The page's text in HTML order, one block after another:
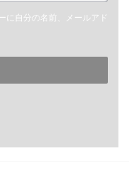
に自分の名前、メールアド